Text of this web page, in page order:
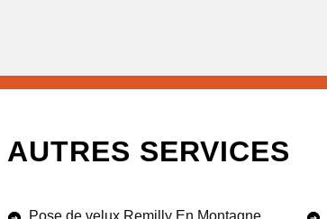
AUTRES SERVICES
Pose de velux Remilly En Montagne